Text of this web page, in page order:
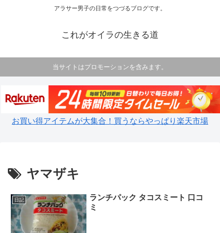
アラサー男子の日常をつづるブログです。
これがオイラの生きる道
当サイトはプロモーションを含みます。
お買い得アイテムが大集合！買うならやっぱり楽天市場
ヤマザキ
日記
ランチパック タコスミート 口コ
ミ